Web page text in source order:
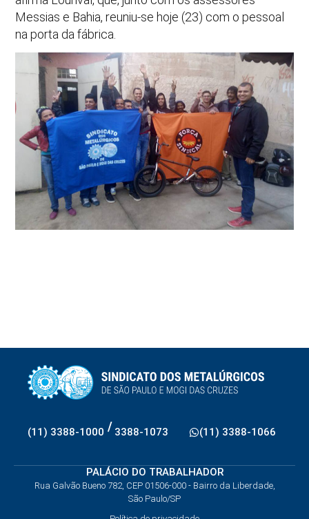
Messias e Bahia, reuniu-se hoje (23) com o pessoal
na porta da fábrica.
(11) 3388-1000 / 3388-1073 (11) 3388-1066
PALÁCIO DO TRABALHADOR
Rua Galvão Bueno 782, CEP 01506-000 - Bairro da Liberdade,
São Paulo/SP